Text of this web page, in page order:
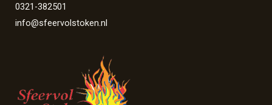
0321-382501
info@sfeervolstoken.nl